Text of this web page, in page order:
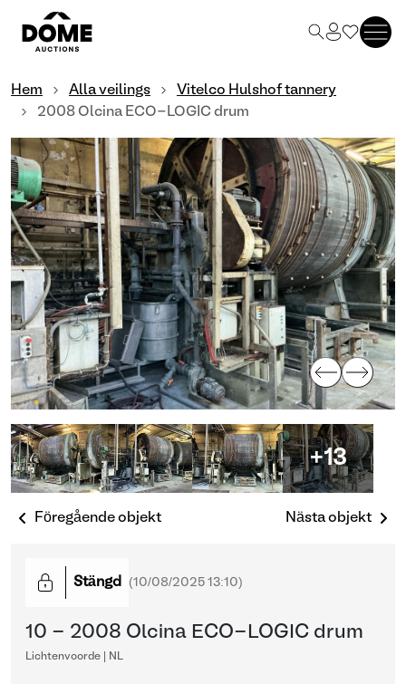
Hem Alla veilings
Vitelco Hulshof tannery
2008 Olcina ECO-LOGIC drum
+13
Föregående objekt Nästa objekt
Stängd (10/08/2025 13:10)
10 - 2008 Olcina ECO-LOGIC drum
Lichtenvoorde | NL